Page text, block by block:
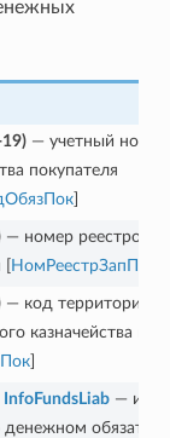
— учетный
покупателя
]
— номер реестровой
НомРеестрЗапПок
— код
казначейства
]
InfoFundsLiab—